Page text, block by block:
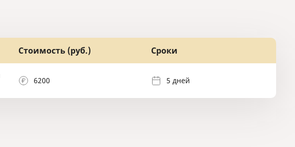
Стоимость (руб.) Сроки
6200 5 дней